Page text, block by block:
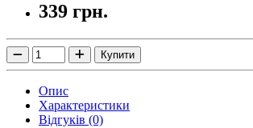
339 грн.
Купити
Опис
Характеристики
Відгуків (0)